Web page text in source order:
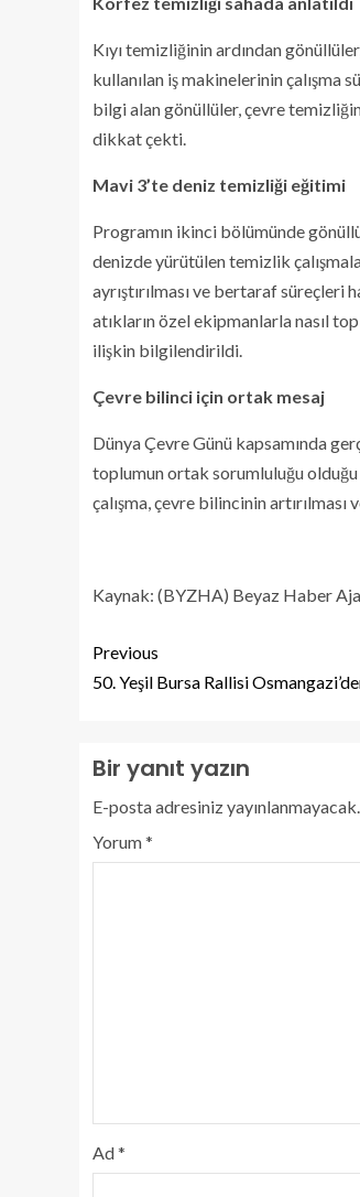
Kıyı temizliğinin ardından
kullanılan iş makinelerinin çalışma
bilgi alan gönüllüler, çevre
dikkat çekti.
Mavi 3’te deniz temizliği eğitimi
Programın ikinci bölümünde
denizde yürütülen temizlik
ayrıştırılması ve bertaraf
atıkların özel ekipmanlarla nasıl
ilişkin bilgilendirildi.
Çevre bilinci için ortak mesaj
Dünya Çevre Günü kapsamında
toplumun ortak sorumluluğu
çalışma, çevre bilincinin
Kaynak: (BYZHA) Beyaz Haber
Previous
50. Yeşil Bursa Rallisi
Bir yanıt yazın
E-posta adresiniz yayınlanmayacak.
Yorum*
Ad*